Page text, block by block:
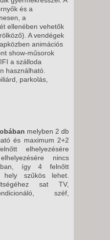
és a
a
ellenében vehetők
A vendégek
animációs
show-műsorok
a szálloda
használható.
parkolás,
melyben 2 db
és maximum 2+2
elhelyezésére
nincs
így 4 felnőtt
szűkös lehet.
sat TV,
széf,